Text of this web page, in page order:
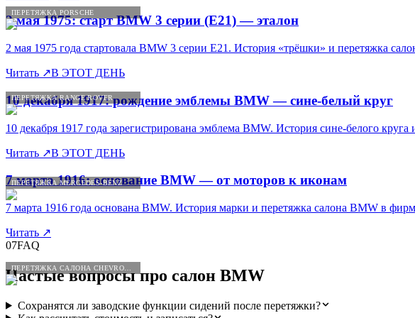
ПЕРЕТЯЖКА PORSCHE
ПЕРЕТЯЖКА RANGE ROVER
ПЕРЕТЯЖКА MERCEDES-BENZ
2 мая 1975: старт BMW 3 серии (E21) — эталон
2 мая 1975 года стартовала BMW 3 серии E21. История «трёшки» и перетяжка
Читать ↗В ЭТОТ ДЕНЬ
10 декабря 1917: рождение эмблемы BMW — сине-белый круг
10 декабря 1917 года зарегистрирована эмблема BMW. История сине-белого
Читать ↗В ЭТОТ ДЕНЬ
7 марта 1916: основание BMW — от моторов к иконам
7 марта 1916 года основана BMW. История марки и перетяжка салона BMW в
Читать ↗
07FAQ
Частые вопросы про салон BMW
Сохранятся ли заводские функции сидений после перетяжки?